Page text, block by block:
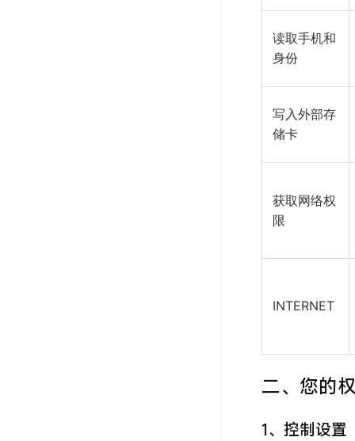
读取手机和
身份
写入外部存
储卡
获取网络权
限
INTERNET
二、您的
1、控制设置